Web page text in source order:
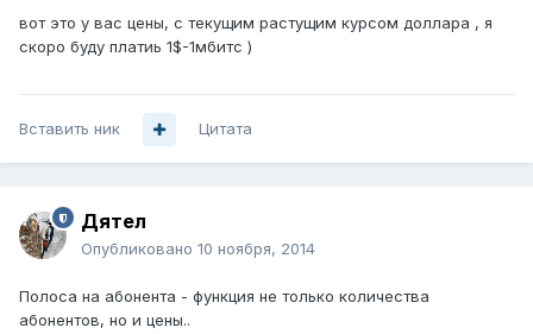
вот это у вас цены, с текущим растущим курсом доллара , я
скоро буду платиь 1$-1мбитс )
Вставить ник Цитата
Дятел
Опубликовано 10 ноября, 2014
Полоса на абонента - функция не только количества
абонентов, но и цены..